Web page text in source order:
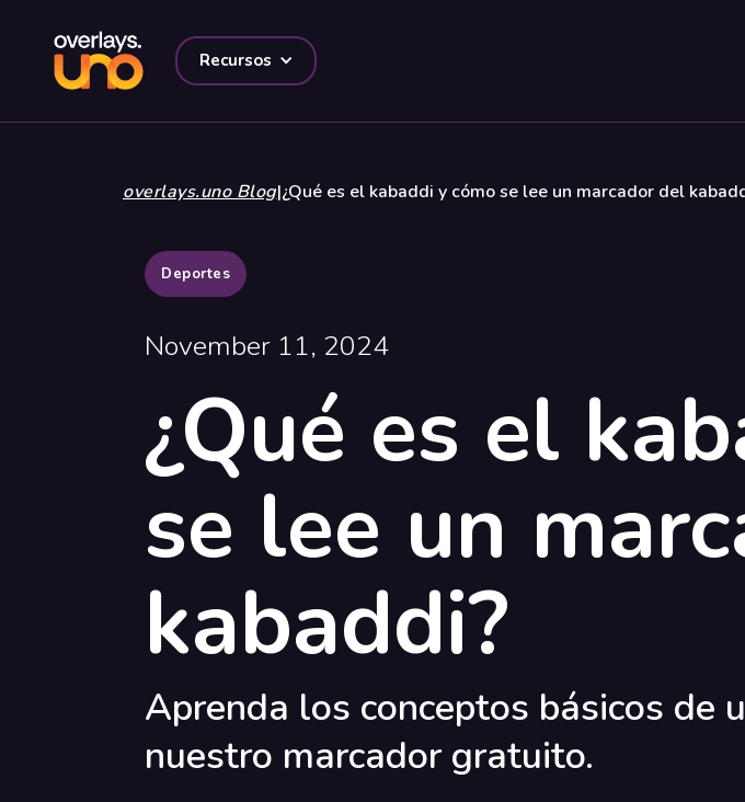
Recursos
overlays.uno Blog|¿Qué es el kabaddi y cómo se lee un marcador del
Deportes
November 11, 2024
¿Qué es el
se lee un
kabaddi?
Aprenda los conceptos básicos de
nuestro marcador gratuito.